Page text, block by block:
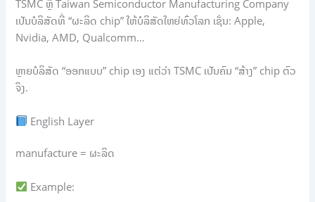
TSMC ຫຼື Taiwan Semiconductor Manufacturing Company
ເປັນບໍລິສັດທີ່ “ຜະລິດ chip” ໃຫ້ບໍລິສັດໃຫຍ່ທົ່ວໂລກ ເຊັ່ນ: Apple,
Nvidia, AMD, Qualcomm…
ຫຼາຍບໍລິສັດ “ອອກແບບ” chip ເອງ ແຕ່ວ່າ TSMC ເປັນຄົນ “ສ້າງ” chip ຕົວ
ຈິງ.
English Layer
manufacture = ຜະລິດ
Example: